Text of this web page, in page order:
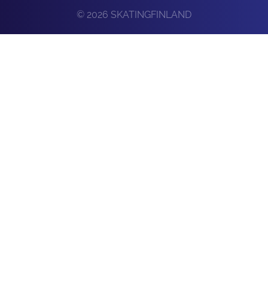
© 2026 SKATINGFINLAND